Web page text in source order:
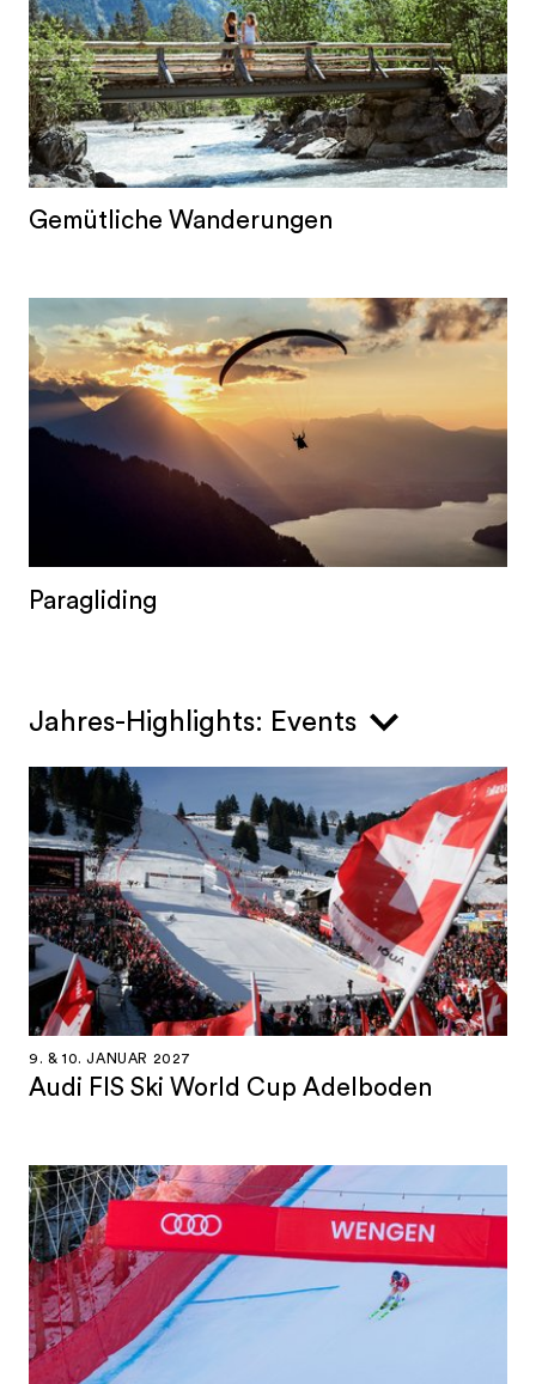
Gemütliche Wanderungen
Paragliding
Jahres-Highlights: Events
9. & 10. JANUAR 2027
Audi FIS Ski World Cup Adelboden